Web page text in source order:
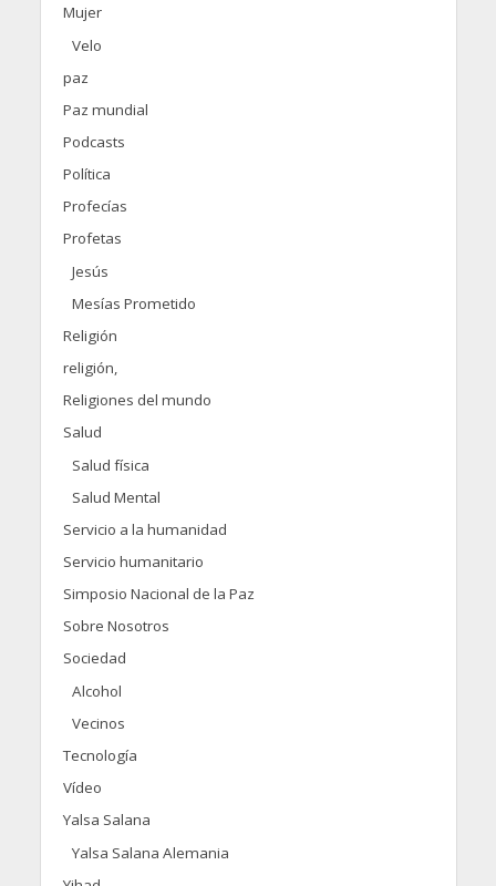
Mujer
Velo
paz
Paz mundial
Podcasts
Política
Profecías
Profetas
Jesús
Mesías Prometido
Religión
religión,
Religiones del mundo
Salud
Salud física
Salud Mental
Servicio a la humanidad
Servicio humanitario
Simposio Nacional de la Paz
Sobre Nosotros
Sociedad
Alcohol
Vecinos
Tecnología
Vídeo
Yalsa Salana
Yalsa Salana Alemania